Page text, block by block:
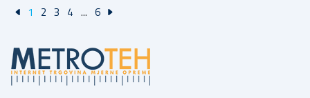
1 2 3 4 ... 6